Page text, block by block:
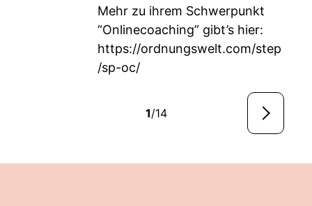
Mehr zu ihrem Schwerpunkt
“Onlinecoaching” gibt’s hier:
https://ordnungswelt.com/step
/sp-oc/
1/14